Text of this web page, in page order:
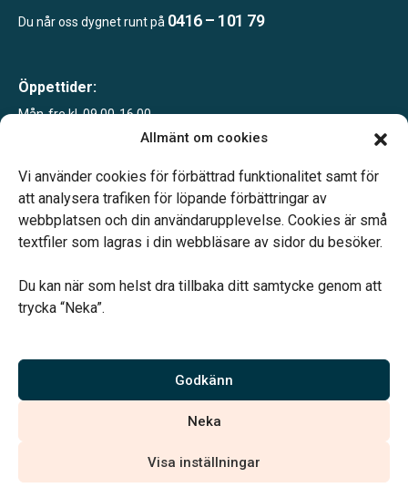
Allmänt om cookies
Vi använder cookies för förbättrad funktionalitet samt för
att analysera trafiken för löpande förbättringar av
webbplatsen och din användarupplevelse. Cookies är små
textfiler som lagras i din webbläsare av sidor du besöker.
Du kan när som helst dra tillbaka ditt samtycke genom att
trycka “Neka”.
Godkänn
Neka
Visa inställningar
Du når oss dygnet runt på 0416 – 101 79
Öppettider:
Mån-fre kl. 09.00-16.00
Telefonjour dygnet runt.
Vårt systerbolag Verahill hjälper dig med familjejuridiken –
Vi är auktoriserade av Sveriges Begravningsbyråers Förbund och
har högt ställda krav på utbildning, kvalitet, miljö och arbetsmiljö.